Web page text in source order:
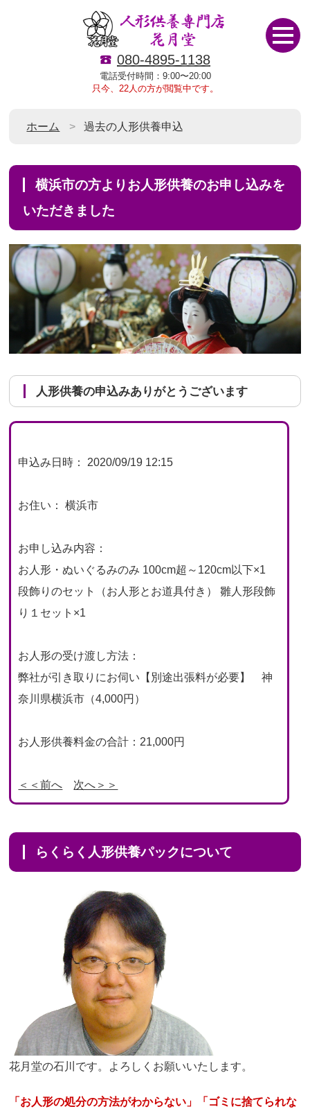
080-4895-1138
電話受付時間：9:00〜20:00
只今、22人の方が閲覧中です。
ホーム 過去の人形供養申込
横浜市の方よりお人形供養のお申し込みを
いただきました
人形供養の申込みありがとうございます
申込み日時： 2020/09/19 12:15
お住い： 横浜市
お申し込み内容：
お人形・ぬいぐるみのみ 100cm超～120cm以下×1
段飾りのセット（お人形とお道具付き） 雛人形段飾
り１セット×1
お人形の受け渡し方法：
弊社が引き取りにお伺い【別途出張料が必要】 神
奈川県横浜市（4,000円）
お人形供養料金の合計：21,000円
＜＜前へ 次へ＞＞
らくらく人形供養パックについて
花月堂の石川です。よろしくお願いいたします。
「お人形の処分の方法がわからない」「ゴミに捨てられな